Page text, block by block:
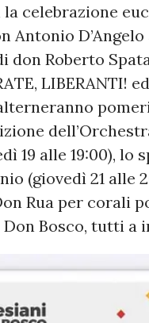
celebrazione
D’Angelo
don Roberto
LIBERANTI!
19 alle 19:00), lo
(giovedì 21 alle
Rua per corali
Bosco, tutti a